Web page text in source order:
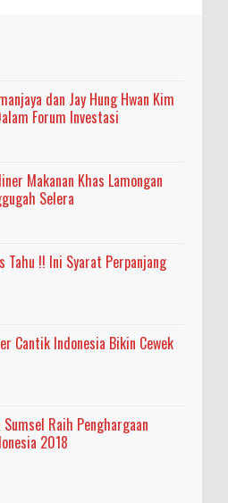
dan Jay Hung Hwan Kim
Forum Investasi
Makanan Khas Lamongan
Selera
Tahu !! Ini Syarat Perpanjang
Cantik Indonesia Bikin Cewek
Raih Penghargaan
2018